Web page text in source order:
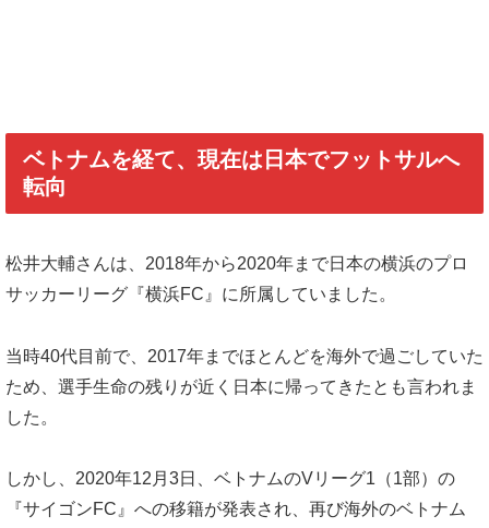
ベトナムを経て、現在は日本でフットサルへ
転向
松井大輔さんは、2018年から2020年まで日本の横浜のプロ
サッカーリーグ『横浜FC』に所属していました。
当時40代目前で、2017年までほとんどを海外で過ごしていた
ため、選手生命の残りが近く日本に帰ってきたとも言われま
した。
しかし、2020年12月3日、ベトナムのVリーグ1（1部）の
『サイゴンFC』への移籍が発表され、再び海外のベトナム